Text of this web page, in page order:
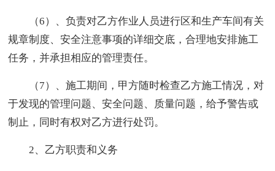
（6）、负责对乙方作业人员进行区和生产车间有关
规章制度、安全注意事项的详细交底，合理地安排施工
任务，并承担相应的管理责任。
（7）、施工期间，甲方随时检查乙方施工情况，对
于发现的管理问题、安全问题、质量问题，给予警告或
制止，同时有权对乙方进行处罚。
2、乙方职责和义务